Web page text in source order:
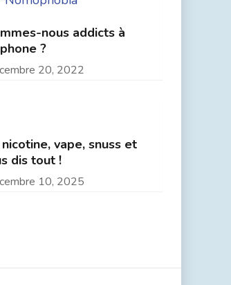
nous addicts à
?
20, 2022
vape, snuss et
dis tout !
10, 2025